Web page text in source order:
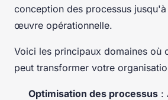
conception des processus
œuvre opérationnelle.
Voici les principaux domaines où
peut transformer votre
Optimisation des processus :